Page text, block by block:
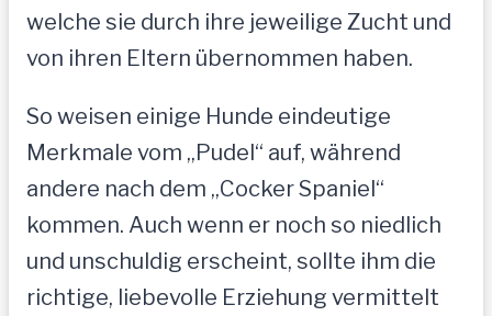
welche sie durch ihre jeweilige Zucht und
von ihren Eltern übernommen haben.
So weisen einige Hunde eindeutige
Merkmale vom „Pudel“ auf, während
andere nach dem „Cocker Spaniel“
kommen. Auch wenn er noch so niedlich
und unschuldig erscheint, sollte ihm die
richtige, liebevolle Erziehung vermittelt